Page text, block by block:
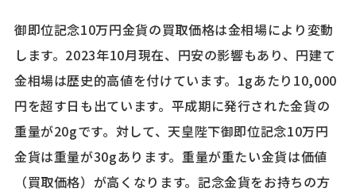
御即位記念10万円金貨の買取価格は金相場により変動
します。2023年10月現在、円安の影響もあり、円建て
金相場は歴史的高値を付けています。1gあたり10,000
円を超す日も出ています。平成期に発行された金貨の
重量が20gです。対して、天皇陛下御即位記念10万円
金貨は重量が30gあります。重量が重たい金貨は価値
（買取価格）が高くなります。記念金貨をお持ちの方